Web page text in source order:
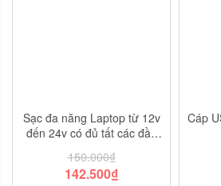
Sạc đa năng Laptop từ 12v
đến 24v có đủ tất các đầu
150.000₫
142.500₫